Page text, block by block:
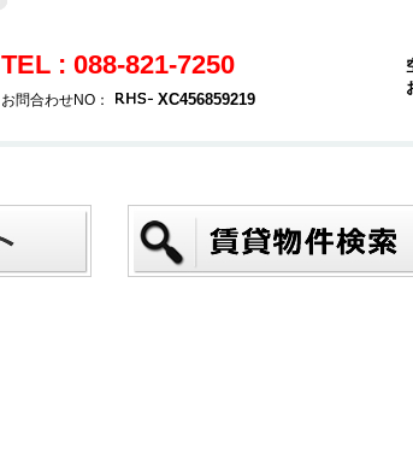
TEL : 088-821-7250
お問合わせNO： XC456859219